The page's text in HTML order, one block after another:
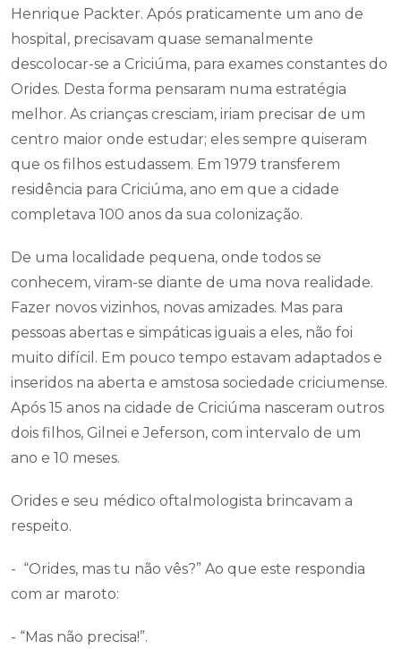
Henrique Packter. Após praticamente um ano de
hospital, precisavam quase semanalmente
descolocar-se a Criciúma, para exames constantes do
Orides. Desta forma pensaram numa estratégia
melhor. As crianças cresciam, iriam precisar de um
centro maior onde estudar; eles sempre quiseram
que os filhos estudassem. Em 1979 transferem
residência para Criciúma, ano em que a cidade
completava 100 anos da sua colonização.
De uma localidade pequena, onde todos se
conhecem, viram-se diante de uma nova realidade.
Fazer novos vizinhos, novas amizades. Mas para
pessoas abertas e simpáticas iguais a eles, não foi
muito difícil. Em pouco tempo estavam adaptados e
inseridos na aberta e amstosa sociedade criciumense.
Após 15 anos na cidade de Criciúma nasceram outros
dois filhos, Gilnei e Jeferson, com intervalo de um
ano e 10 meses.
Orides e seu médico oftalmologista brincavam a
respeito.
- “Orides, mas tu não vês?” Ao que este respondia
com ar maroto:
- “Mas não precisa!”.